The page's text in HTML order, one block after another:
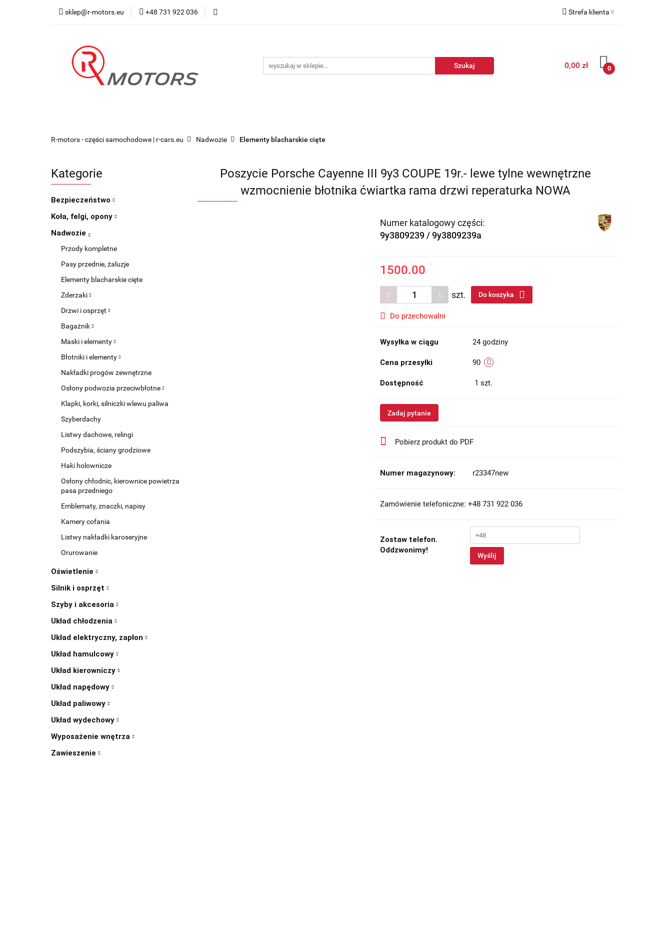
sklep@r-motors.eu +48 731 922 036 Strefa klienta
Dodaj zgłoszenie
0,00 zł 0
R-motors - części samochodowe | r-cars.eu Nadwozie Elementy blacharskie cięte
Kategorie
Bezpieczeństwo
Koła, felgi, opony
Nadwozie
Przody kompletne
Pasy przednie, żaluzje
Elementy blacharskie cięte
Zderzaki
Drzwi i osprzęt
Bagażnik
Maski i elementy
Błotniki i elementy
Nakładki progów zewnętrzne
Osłony podwozia przeciwbłotne
Klapki, korki, silniczki wlewu paliwa
Szyberdachy
Listwy dachowe, relingi
Podszybia, ściany grodziowe
Haki holownicze
Osłony chłodnic, kierownice powietrza
pasa przedniego
Emblematy, znaczki, napisy
Kamery cofania
Listwy nakładki karoseryjne
Orurowanie
Oświetlenie
Silnik i osprzęt
Szyby i akcesoria
Układ chłodzenia
Układ elektryczny, zapłon
Układ hamulcowy
Układ kierowniczy
Układ napędowy
Układ paliwowy
Układ wydechowy
Wyposażenie wnętrza
Zawieszenie
Poszycie Porsche Cayenne III 9y3 COUPE 19r.- lewe tylne wewnętrzne
wzmocnienie błotnika ćwiartka rama drzwi reperaturka NOWA
Numer katalogowy części:
9y3809239 / 9y3809239a
1500.00
szt. Do koszyka
Do przechowalni
Wysyłka w ciągu 24 godziny
Cena przesyłki 90
Dostępność 1 szt.
Zadaj pytanie
Pobierz produkt do PDF
Numer magazynowy: r23347new
Zamówienie telefoniczne: +48 731 922 036
Zostaw telefon.
Oddzwonimy!
Wyślij